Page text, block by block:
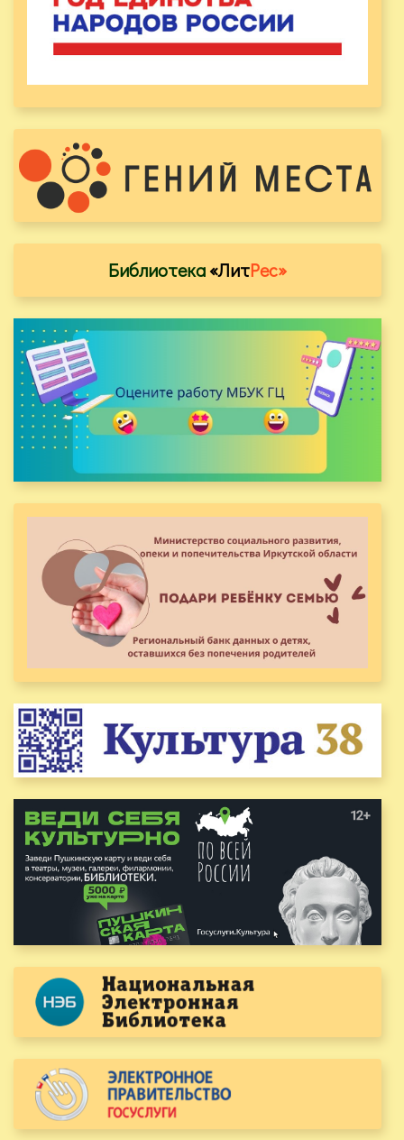
Библиотека«ЛитРес»